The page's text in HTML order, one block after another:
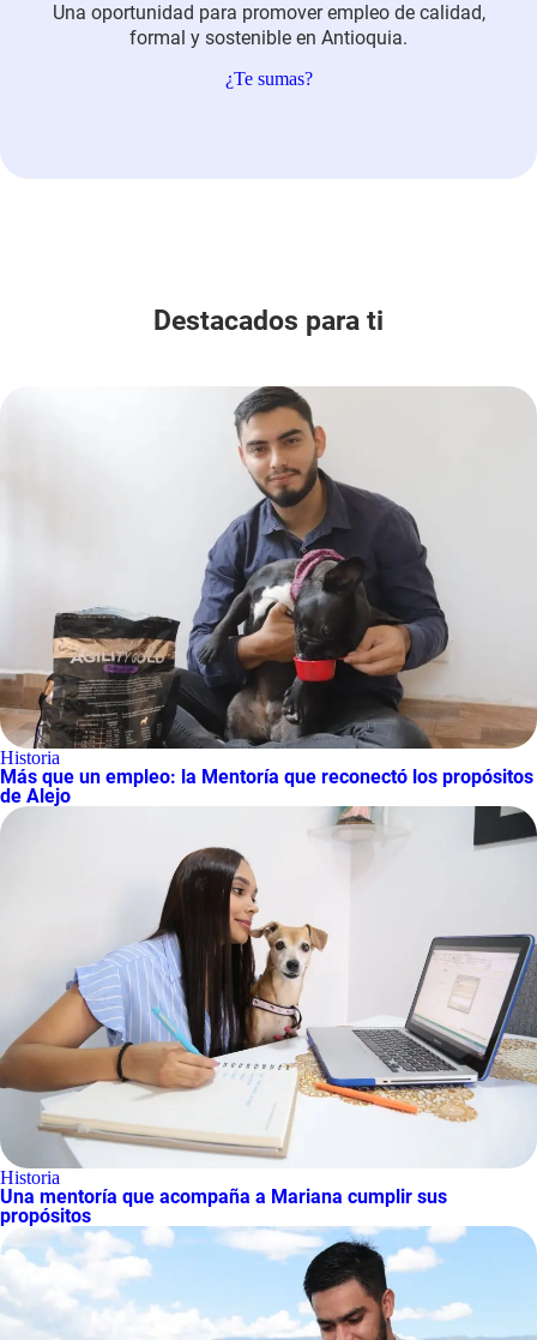
Una oportunidad para promover empleo de calidad,
formal y sostenible en Antioquia.
¿Te sumas?
Destacados para ti
Historia
Más que un empleo: la Mentoría que reconectó los propósitos
de Alejo
Historia
Una mentoría que acompaña a Mariana cumplir sus
propósitos